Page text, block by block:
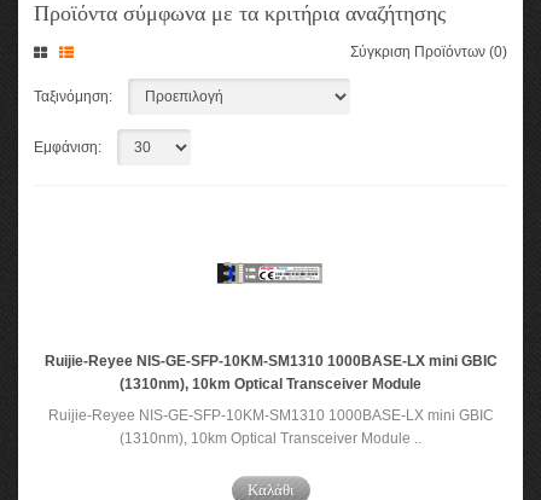
Προϊόντα σύμφωνα με τα κριτήρια αναζήτησης
Σύγκριση Προϊόντων (0)
Ταξινόμηση:
Εμφάνιση:
Ruijie-Reyee NIS-GE-SFP-10KM-SM1310 1000BASE-LX mini GBIC
(1310nm), 10km Optical Transceiver Module
Ruijie-Reyee NIS-GE-SFP-10KM-SM1310 1000BASE-LX mini GBIC
(1310nm), 10km Optical Transceiver Module ..
Καλάθι